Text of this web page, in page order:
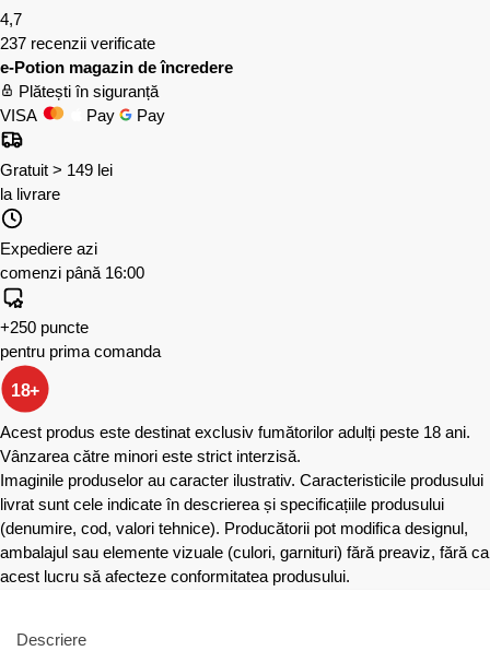
4,7
237 recenzii verificate
e-Potion magazin de încredere
Plătești în siguranță
VISA
Pay Pay
Gratuit > 149 lei
la livrare
Expediere azi
comenzi până 16:00
+250 puncte
pentru prima comanda
18+
Acest produs este destinat exclusiv fumătorilor adulți peste 18 ani.
Vânzarea către minori este strict interzisă.
Imaginile produselor au caracter ilustrativ. Caracteristicile produsului
livrat sunt cele indicate în descrierea și specificațiile produsului
(denumire, cod, valori tehnice). Producătorii pot modifica designul,
ambalajul sau elemente vizuale (culori, garnituri) fără preaviz, fără ca
acest lucru să afecteze conformitatea produsului.
Descriere